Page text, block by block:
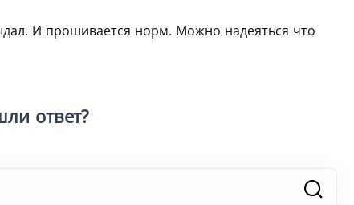
И прошивается норм. Можно надеяться что
ответ?